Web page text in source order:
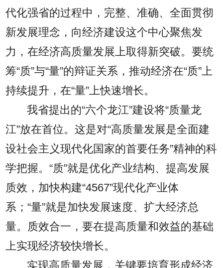
代化强省的过程中，完整、准确、全面贯彻
新发展理念，向经济建设这个中心聚焦发
力，在经济高质量发展上取得新突破。要统
筹“质”与“量”的辩证关系，推动经济在“质”上
持续提升，在“量”上快速增长。
我省提出的“六个龙江”建设将“质量龙
江”放在首位。这是对“高质量发展是全面建
设社会主义现代化国家的首要任务”精神的科
学把握。“质”就是优化产业结构、提高发展
质效，加快构建“4567”现代化产业体
系；“量”就是加快发展速度、扩大经济总
量。质效合一，要在提高质量和效益的基础
上实现经济较快增长。
实现高质量发展，关键要培育形成经济